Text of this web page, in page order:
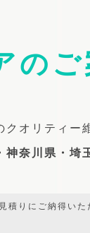
のご
クオリティー
神奈川県・埼
りにご納得いた